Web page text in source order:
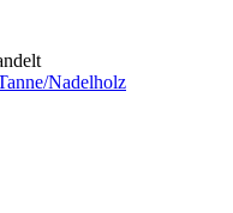
Nadelholz